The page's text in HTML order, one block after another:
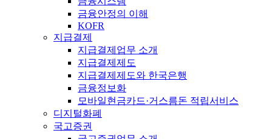
금융안정의 이해
KOFR
지급결제
지급결제업무 소개
지급결제제도
지급결제제도와 한국은행
금융정보화
모바일현금카드·거스름돈 적립서비스
디지털화폐
국고증권